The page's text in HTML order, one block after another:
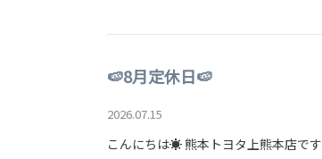
🍉8月定休日🍉
2026.07.15
こんにちは☀ 熊本トヨタ上熊本店です